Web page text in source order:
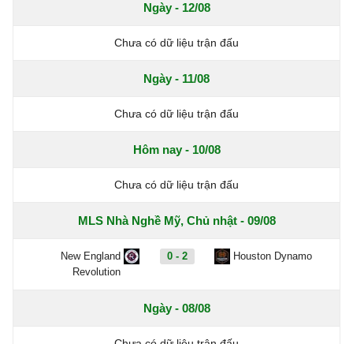
Ngày - 12/08
Chưa có dữ liệu trận đấu
Ngày - 11/08
Chưa có dữ liệu trận đấu
Hôm nay - 10/08
Chưa có dữ liệu trận đấu
MLS Nhà Nghề Mỹ, Chủ nhật - 09/08
New England
Revolution
0 - 2 Houston Dynamo
Ngày - 08/08